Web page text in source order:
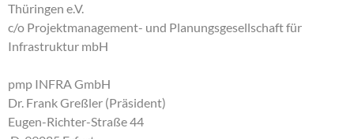
Thüringen e.V.
c/o Projektmanagement- und Planungsgesellschaft für
Infrastruktur mbH
pmp INFRA GmbH
Dr. Frank Greßler (Präsident)
Eugen-Richter-Straße 44